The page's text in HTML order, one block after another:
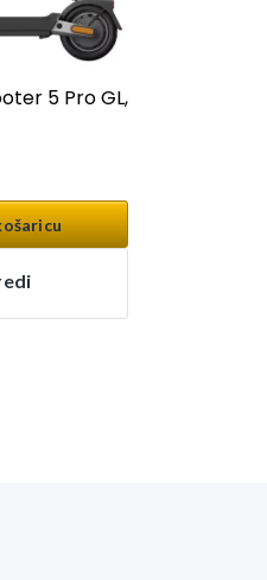
5 Pro GL,